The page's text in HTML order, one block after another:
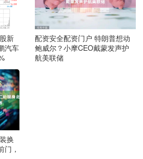
新
汽车
配资安全配资门户 特朗普想动
鲍威尔？小摩CEO戴蒙发声护
航美联储
换
门，